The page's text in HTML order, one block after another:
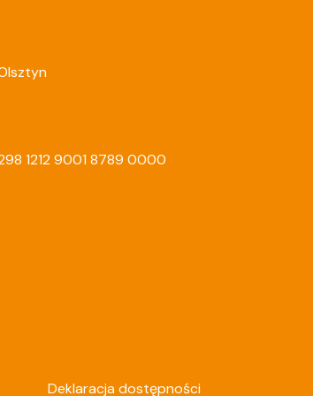
1212 9001 8789 0000
Deklaracja dostępności